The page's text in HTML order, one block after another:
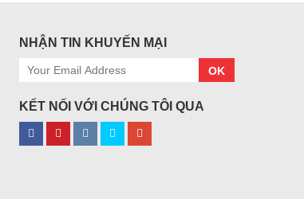
NHẬN TIN KHUYẾN MẠI
OK
KẾT NỐI VỚI CHÚNG TÔI QUA